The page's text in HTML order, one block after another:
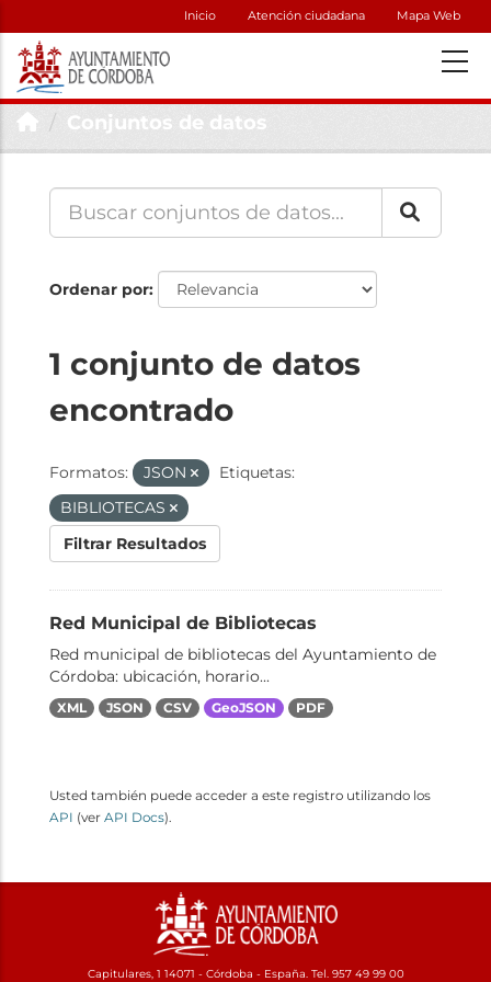
Inicio Atención ciudadana Mapa Web
Conjuntos de datos
Ordenar por
1 conjunto de datos
encontrado
Formatos: JSON
Etiquetas:
BIBLIOTECAS
Filtrar Resultados
Red Municipal de Bibliotecas
Red municipal de bibliotecas del Ayuntamiento de
Córdoba: ubicación, horario...
XML JSON CSV GeoJSON PDF
Usted también puede acceder a este registro utilizando los
API (ver API Docs).
Capitulares, 1 14071 - Córdoba - España. Tel. 957 49 99 00